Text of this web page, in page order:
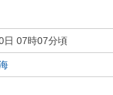
日 07時07分頃